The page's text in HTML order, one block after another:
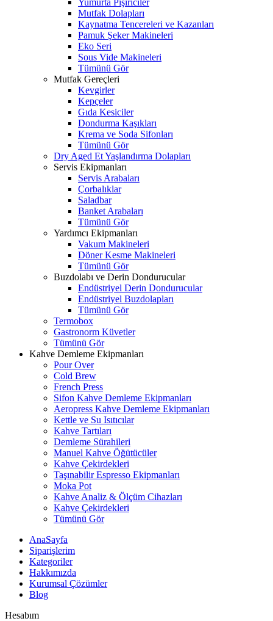
Yumurta Pişiriciler
Mutfak Dolapları
Kaynatma Tencereleri ve Kazanları
Pamuk Şeker Makineleri
Eko Seri
Sous Vide Makineleri
Tümünü Gör
Mutfak Gereçleri
Kevgirler
Kepçeler
Gıda Kesiciler
Dondurma Kaşıkları
Krema ve Soda Sifonları
Tümünü Gör
Dry Aged Et Yaşlandırma Dolapları
Servis Ekipmanları
Servis Arabaları
Çorbalıklar
Saladbar
Banket Arabaları
Tümünü Gör
Yardımcı Ekipmanları
Vakum Makineleri
Döner Kesme Makineleri
Tümünü Gör
Buzdolabı ve Derin Dondurucular
Endüstriyel Derin Dondurucular
Endüstriyel Buzdolapları
Tümünü Gör
Termobox
Gastronorm Küvetler
Tümünü Gör
Kahve Demleme Ekipmanları
Pour Over
Cold Brew
French Press
Sifon Kahve Demleme Ekipmanları
Aeropress Kahve Demleme Ekipmanları
Kettle ve Su Isıtıcılar
Kahve Tartıları
Demleme Sürahileri
Manuel Kahve Öğütücüler
Kahve Çekirdekleri
Taşınabilir Espresso Ekipmanları
Moka Pot
Kahve Analiz & Ölçüm Cihazları
Kahve Çekirdekleri
Tümünü Gör
AnaSayfa
Siparişlerim
Kategoriler
Hakkımızda
Kurumsal Çözümler
Blog
Hesabım